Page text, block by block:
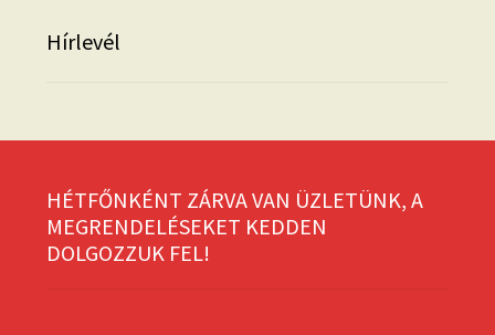
Hírlevél
HÉTFŐNKÉNT ZÁRVA VAN ÜZLETÜNK, A
MEGRENDELÉSEKET KEDDEN
DOLGOZZUK FEL!